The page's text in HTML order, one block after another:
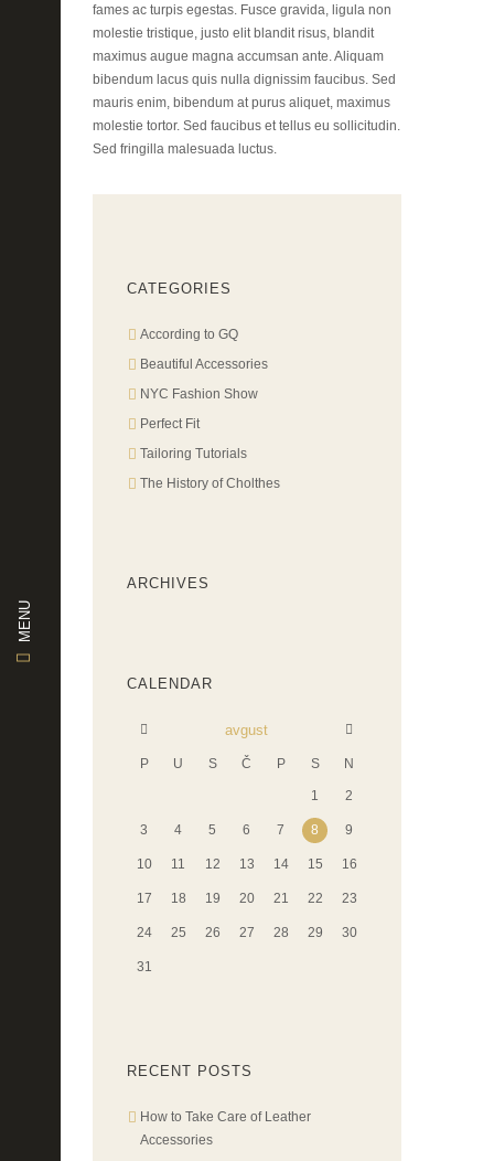
MENU
fames ac turpis egestas. Fusce gravida, ligula non
molestie tristique, justo elit blandit risus, blandit
maximus augue magna accumsan ante. Aliquam
bibendum lacus quis nulla dignissim faucibus. Sed
mauris enim, bibendum at purus aliquet, maximus
molestie tortor. Sed faucibus et tellus eu sollicitudin.
Sed fringilla malesuada luctus.
CATEGORIES
According to GQ
Beautiful Accessories
NYC Fashion Show
Perfect Fit
Tailoring Tutorials
The History of Cholthes
ARCHIVES
CALENDAR
avgust
P U S Č P S N
1 2
3 4 5 6 7 8 9
10 11 12 13 14 15 16
17 18 19 20 21 22 23
24 25 26 27 28 29 30
31
RECENT POSTS
How to Take Care of Leather
Accessories